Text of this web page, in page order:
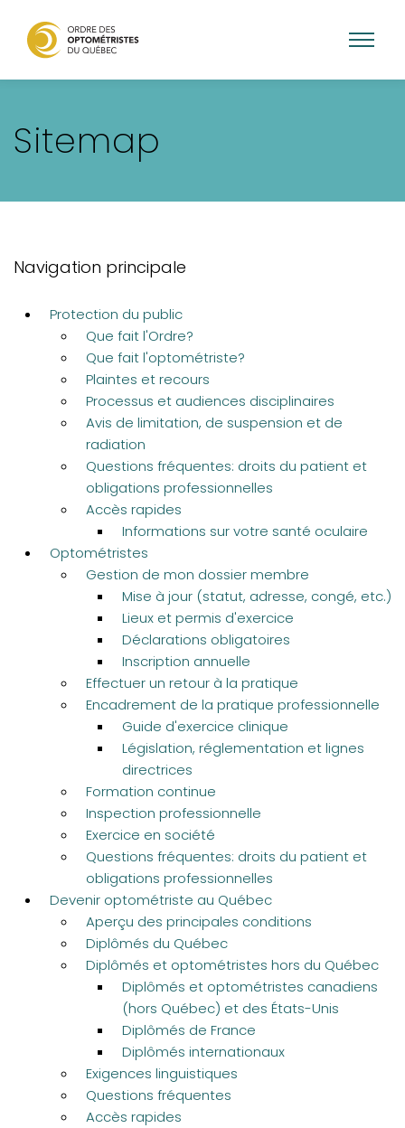
contenu
Sitemap
Navigation principale
Protection du public
Que fait l'Ordre?
Que fait l'optométriste?
Plaintes et recours
Processus et audiences disciplinaires
Avis de limitation, de suspension et de
radiation
Questions fréquentes: droits du patient et
obligations professionnelles
Accès rapides
Informations sur votre santé oculaire
Optométristes
Gestion de mon dossier membre
Mise à jour (statut, adresse, congé, etc.)
Lieux et permis d'exercice
Déclarations obligatoires
Inscription annuelle
Effectuer un retour à la pratique
Encadrement de la pratique professionnelle
Guide d'exercice clinique
Législation, réglementation et lignes
directrices
Formation continue
Inspection professionnelle
Exercice en société
Questions fréquentes: droits du patient et
obligations professionnelles
Devenir optométriste au Québec
Aperçu des principales conditions
Diplômés du Québec
Diplômés et optométristes hors du Québec
Diplômés et optométristes canadiens
(hors Québec) et des États-Unis
Diplômés de France
Diplômés internationaux
Exigences linguistiques
Questions fréquentes
Accès rapides